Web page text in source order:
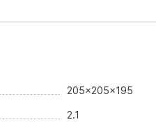
205x205x195
2.1